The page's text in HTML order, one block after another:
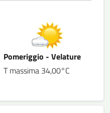
Pomeriggio - Velature
T massima 34,00°C